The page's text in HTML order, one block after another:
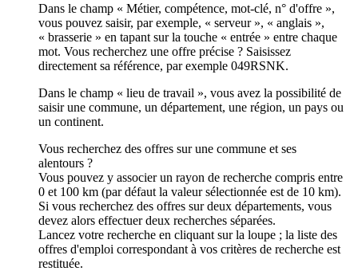
Dans le champ « Métier, compétence, mot-clé, n° d'offre »,
vous pouvez saisir, par exemple, « serveur », « anglais »,
« brasserie » en tapant sur la touche « entrée » entre chaque
mot. Vous recherchez une offre précise ? Saisissez
directement sa référence, par exemple 049RSNK.
Dans le champ « lieu de travail », vous avez la possibilité de
saisir une commune, un département, une région, un pays ou
un continent.
Vous recherchez des offres sur une commune et ses
alentours ?
Vous pouvez y associer un rayon de recherche compris entre
0 et 100 km (par défaut la valeur sélectionnée est de 10 km).
Si vous recherchez des offres sur deux départements, vous
devez alors effectuer deux recherches séparées.
Lancez votre recherche en cliquant sur la loupe ; la liste des
offres d'emploi correspondant à vos critères de recherche est
restituée.